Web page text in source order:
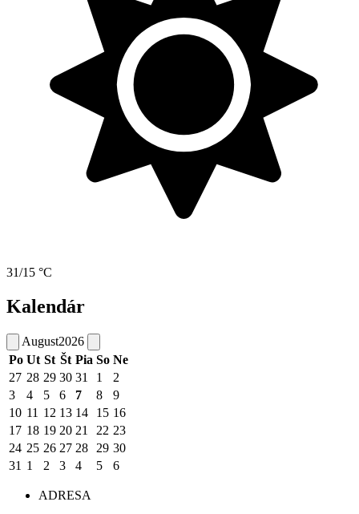
31/15 °C
Kalendár
August2026
Po Ut St Št Pia So Ne
27 28 29 30 31 1
2
3
4 5 6 7 8
9
10 11 12 13 14 15 16
17 18 19 20 21 22 23
24 25 26 27 28 29 30
31 1 2 3 4 5 6
ADRESA